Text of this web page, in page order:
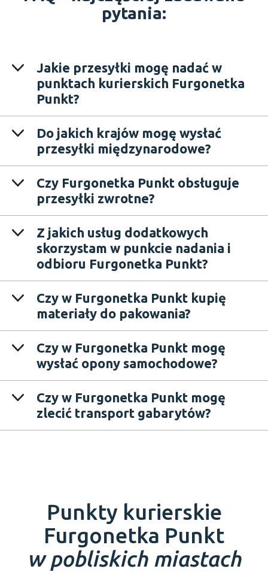
pytania:
Jakie przesyłki mogę nadać w
punktach kurierskich Furgonetka
Punkt?
Do jakich krajów mogę wysłać
przesyłki międzynarodowe?
Czy Furgonetka Punkt obsługuje
przesyłki zwrotne?
Z jakich usług dodatkowych
skorzystam w punkcie nadania i
odbioru Furgonetka Punkt?
Czy w Furgonetka Punkt kupię
materiały do pakowania?
Czy w Furgonetka Punkt mogę
wysłać opony samochodowe?
Czy w Furgonetka Punkt mogę
zlecić transport gabarytów?
Punkty kurierskie
Furgonetka Punkt
w pobliskich miastach